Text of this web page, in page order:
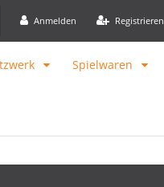
Anmelden Registrieren
Spielwaren